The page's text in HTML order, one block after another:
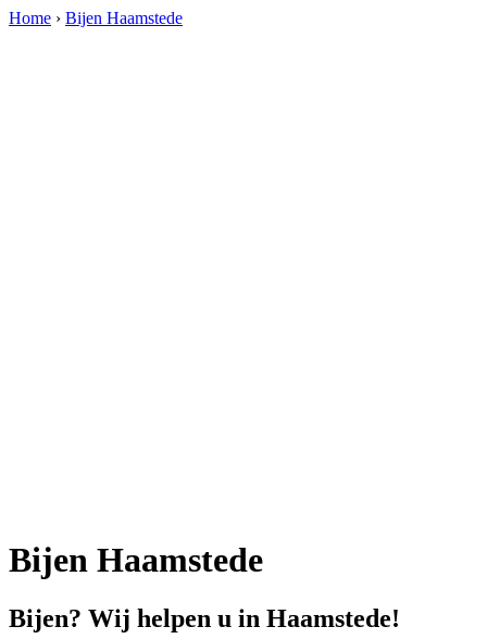
Home › Bijen Haamstede
Bijen Haamstede
Bijen? Wij helpen u in Haamstede!